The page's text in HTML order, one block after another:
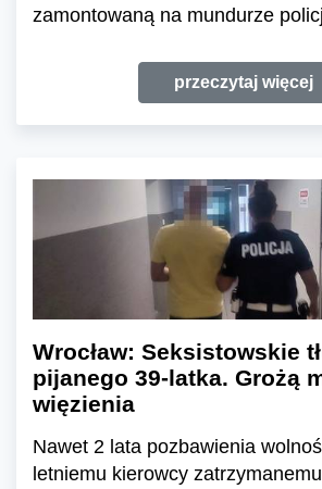
zamontowaną na mundurze
przeczytaj więcej
Wrocław: Seksistowskie
pijanego 39-latka. Grożą
więzienia
Nawet 2 lata pozbawienia
letniemu kierowcy